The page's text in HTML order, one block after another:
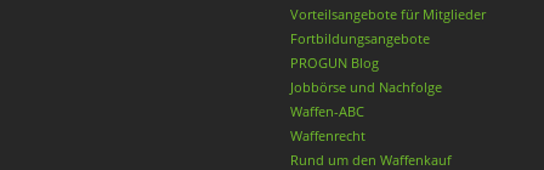
Vorteilsangebote für Mitglieder
Fortbildungsangebote
PROGUN Blog
Jobbörse und Nachfolge
Waffen-ABC
Waffenrecht
Rund um den Waffenkauf